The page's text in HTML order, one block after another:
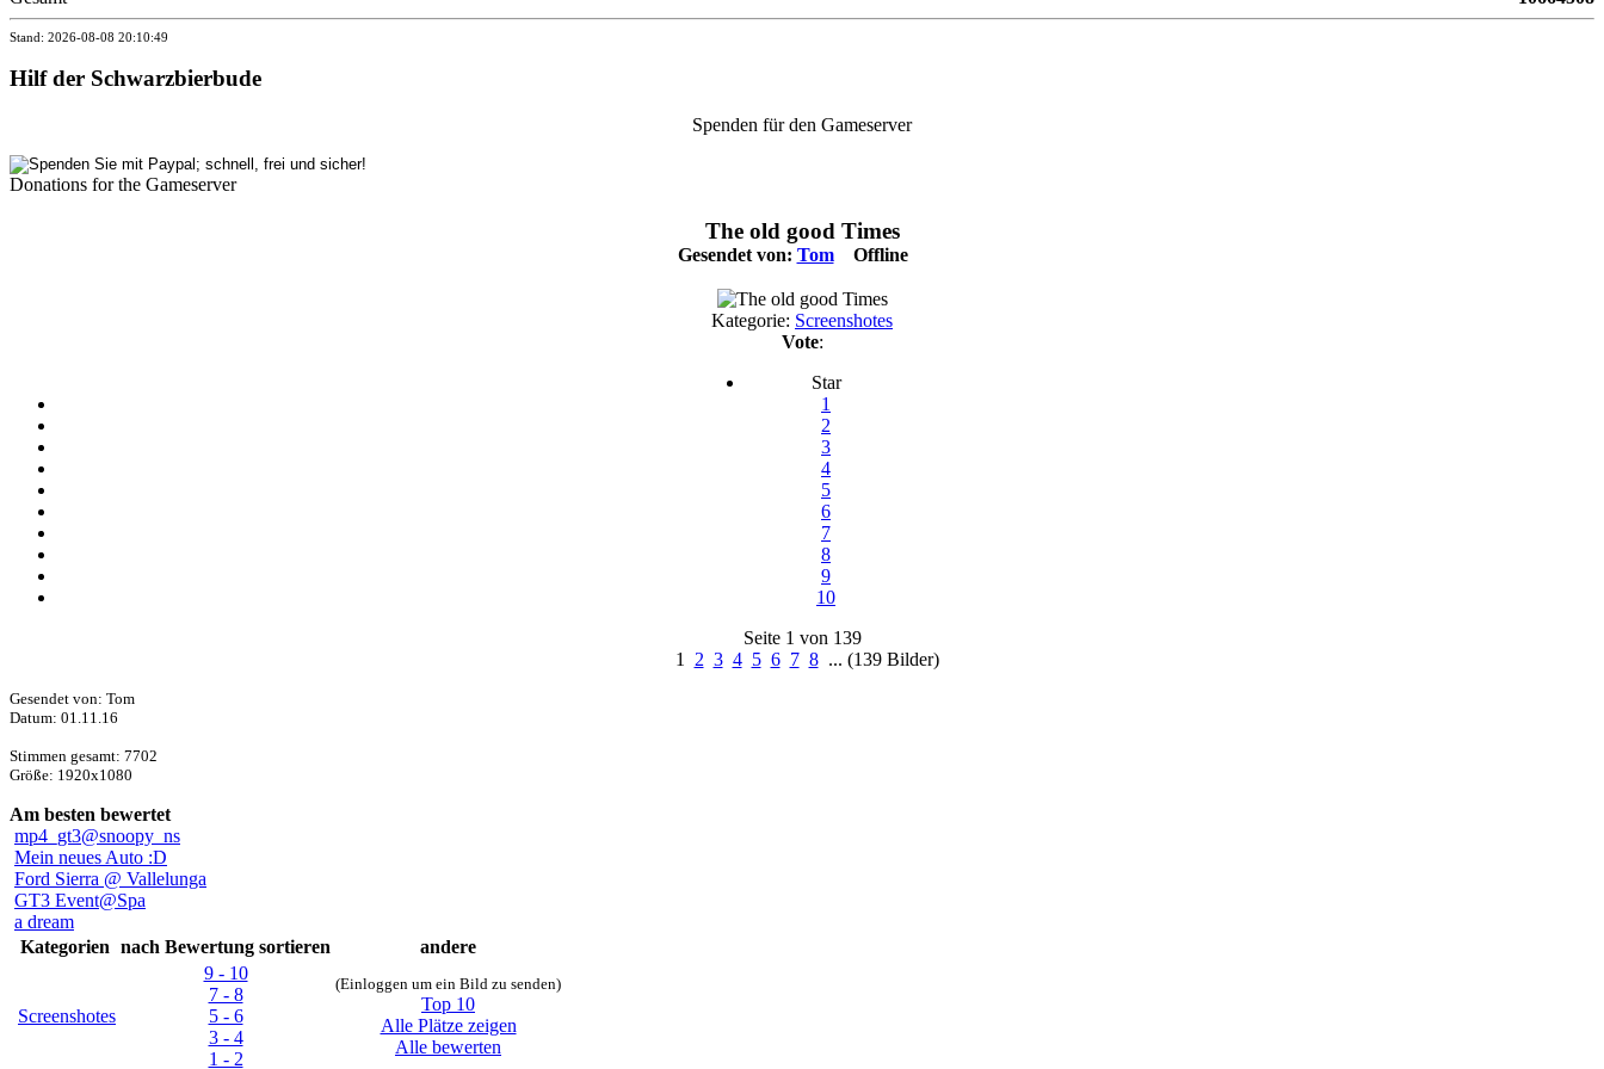
Stand: 2026-08-08 20:10:49
Hilf der Schwarzbierbude
Spenden für den Gameserver
Donations for the Gameserver
The old good Times
Gesendet von: Tom Offline
Kategorie: Screenshotes
Vote:
Star
1
2
3
4
5
6
7
8
9
10
Seite 1 von 139
1 2 3 4 5 6 7 8... (139 Bilder)
Gesendet von: Tom
Datum: 01.11.16
Stimmen gesamt: 7702
Größe: 1920x1080
Am besten bewertet
mp4_gt3@snoopy_ns
Mein neues Auto :D
Ford Sierra @ Vallelunga
GT3 Event@Spa
a dream
Kategorien nach Bewertung sortieren andere
Screenshotes
9 - 10
7 - 8
5 - 6
3 - 4
1 - 2
(Einloggen um ein Bild zu senden)
Top 10
Alle Plätze zeigen
Alle bewerten